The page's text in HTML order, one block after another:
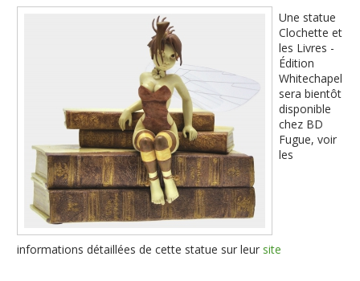
Une statue
Clochette et
les Livres -
Édition
Whitechapel
sera bientôt
disponible
chez BD
Fugue, voir
les
informations détaillées de cette statue sur leur site